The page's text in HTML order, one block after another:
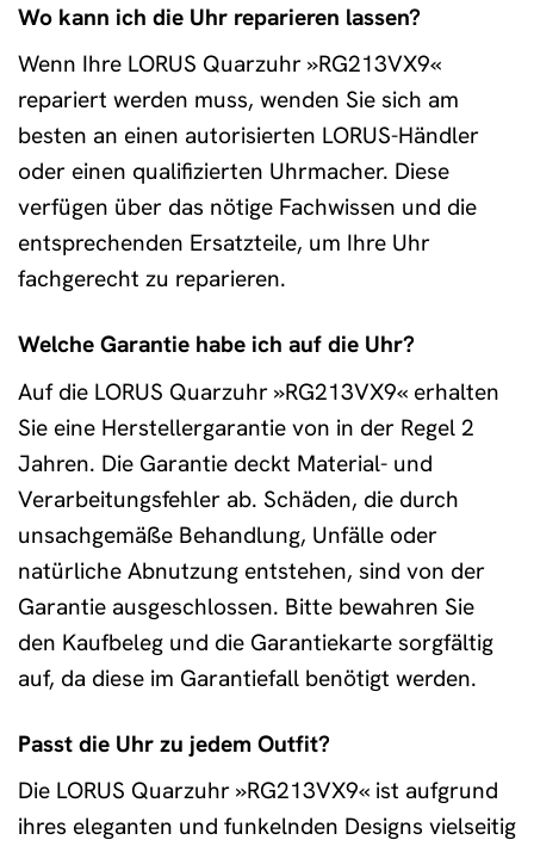
Wo kann ich die Uhr reparieren lassen?
Wenn Ihre LORUS Quarzuhr »RG213VX9«
repariert werden muss, wenden Sie sich am
besten an einen autorisierten LORUS-Händler
oder einen qualifizierten Uhrmacher. Diese
verfügen über das nötige Fachwissen und die
entsprechenden Ersatzteile, um Ihre Uhr
fachgerecht zu reparieren.
Welche Garantie habe ich auf die Uhr?
Auf die LORUS Quarzuhr »RG213VX9« erhalten
Sie eine Herstellergarantie von in der Regel 2
Jahren. Die Garantie deckt Material- und
Verarbeitungsfehler ab. Schäden, die durch
unsachgemäße Behandlung, Unfälle oder
natürliche Abnutzung entstehen, sind von der
Garantie ausgeschlossen. Bitte bewahren Sie
den Kaufbeleg und die Garantiekarte sorgfältig
auf, da diese im Garantiefall benötigt werden.
Passt die Uhr zu jedem Outfit?
Die LORUS Quarzuhr »RG213VX9« ist aufgrund
ihres eleganten und funkelnden Designs vielseitig